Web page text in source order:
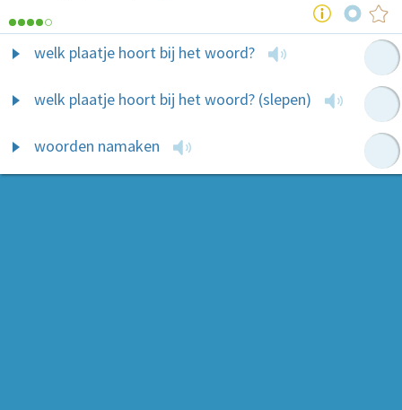
welk plaatje hoort bij het woord?
welk plaatje hoort bij het woord? (slepen)
woorden namaken